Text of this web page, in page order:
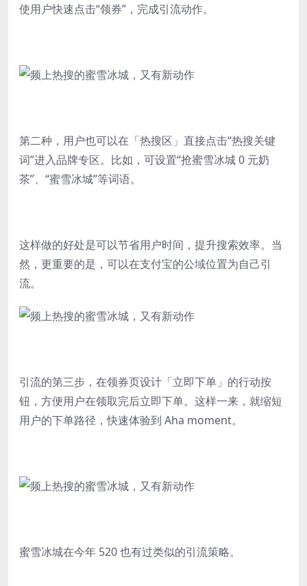
使用户快速点击“领券”，完成引流动作。
第二种，用户也可以在「热搜区」直接点击“热搜关键
词”进入品牌专区。比如，可设置“抢蜜雪冰城 0 元奶
茶”、“蜜雪冰城”等词语。
这样做的好处是可以节省用户时间，提升搜索效率。当
然，更重要的是，可以在支付宝的公域位置为自己引
流。
引流的第三步，在领券页设计「立即下单」的行动按
钮，方便用户在领取完后立即下单。这样一来，就缩短
用户的下单路径，快速体验到 Aha moment。
蜜雪冰城在今年 520 也有过类似的引流策略。